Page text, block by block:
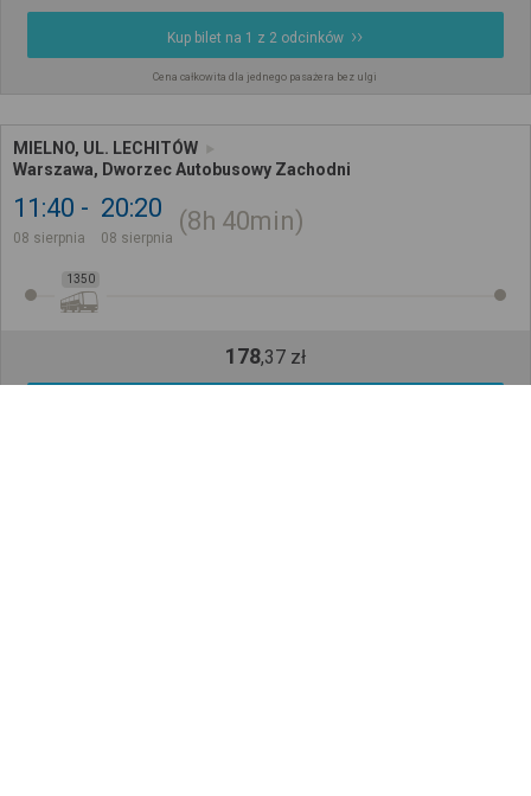
Kup bilet na 1 z 2 odcinków
Cena całkowita dla jednego pasażera bez ulgi
MIELNO, UL. LECHITÓW
Warszawa, Dworzec Autobusowy Zachodni
11:40
08 sierpnia
20:20
08 sierpnia
8h 40min
1350
178,37 zł